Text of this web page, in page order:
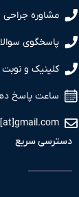
جراحی : آقای خانلو
سوالات بعد از
و نوبت دهی : خانم عاطفی
دهی 10 الی 17 روز های شنبه الی چهارشنبه
سریع